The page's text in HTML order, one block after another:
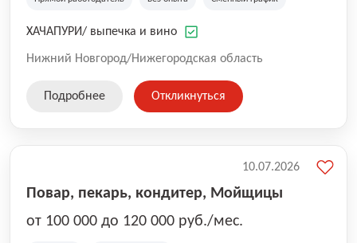
ХАЧАПУРИ/ выпечка и вино
Нижний Новгород/Нижегородская область
Подробнее Откликнуться
Повар, пекарь, кондитер, Мойщицы
от 100 000 до 120 000 руб./мес.
10.07.2026